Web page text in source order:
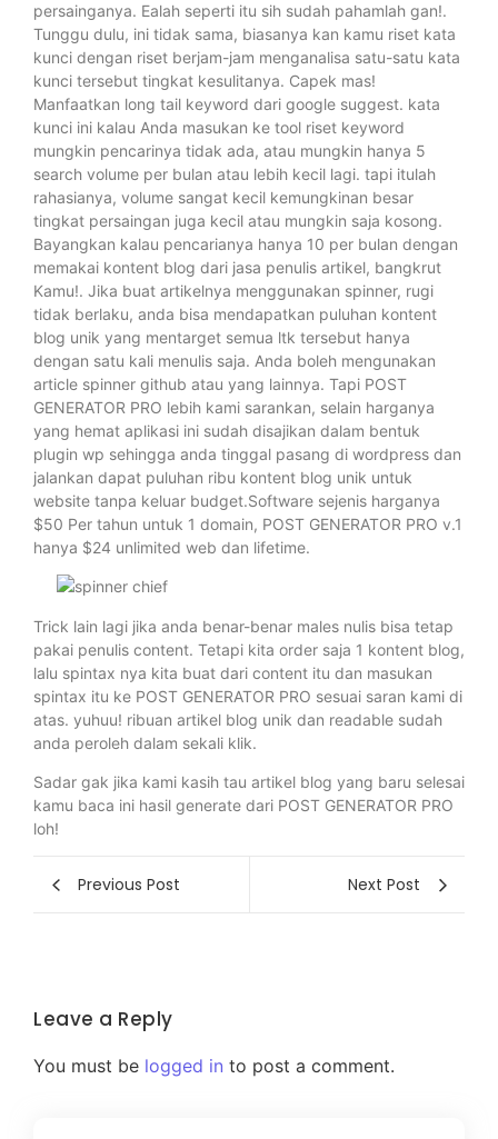
persainganya. Ealah seperti itu sih sudah pahamlah gan!.
Tunggu dulu, ini tidak sama, biasanya kan kamu riset kata
kunci dengan riset berjam-jam menganalisa satu-satu kata
kunci tersebut tingkat kesulitanya. Capek mas!
Manfaatkan long tail keyword dari google suggest. kata
kunci ini kalau Anda masukan ke tool riset keyword
mungkin pencarinya tidak ada, atau mungkin hanya 5
search volume per bulan atau lebih kecil lagi. tapi itulah
rahasianya, volume sangat kecil kemungkinan besar
tingkat persaingan juga kecil atau mungkin saja kosong.
Bayangkan kalau pencarianya hanya 10 per bulan dengan
memakai kontent blog dari jasa penulis artikel, bangkrut
Kamu!. Jika buat artikelnya menggunakan spinner, rugi
tidak berlaku, anda bisa mendapatkan puluhan kontent
blog unik yang mentarget semua ltk tersebut hanya
dengan satu kali menulis saja. Anda boleh mengunakan
article spinner github atau yang lainnya. Tapi POST
GENERATOR PRO lebih kami sarankan, selain harganya
yang hemat aplikasi ini sudah disajikan dalam bentuk
plugin wp sehingga anda tinggal pasang di wordpress dan
jalankan dapat puluhan ribu kontent blog unik untuk
website tanpa keluar budget.Software sejenis harganya
$50 Per tahun untuk 1 domain, POST GENERATOR PRO v.1
hanya $24 unlimited web dan lifetime.
Trick lain lagi jika anda benar-benar males nulis bisa tetap
pakai penulis content. Tetapi kita order saja 1 kontent blog,
lalu spintax nya kita buat dari content itu dan masukan
spintax itu ke POST GENERATOR PRO sesuai saran kami di
atas. yuhuu! ribuan artikel blog unik dan readable sudah
anda peroleh dalam sekali klik.
Sadar gak jika kami kasih tau artikel blog yang baru selesai
kamu baca ini hasil generate dari POST GENERATOR PRO
loh!
Previous Post Next Post
Leave a Reply
You must be logged in to post a comment.